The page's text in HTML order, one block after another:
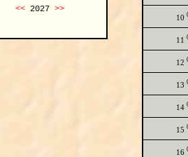
<<2027 >>
10
11
12
13
14
15
16